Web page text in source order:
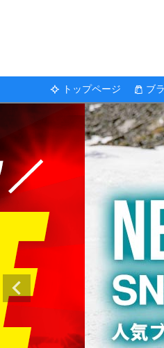
トップページ ブ